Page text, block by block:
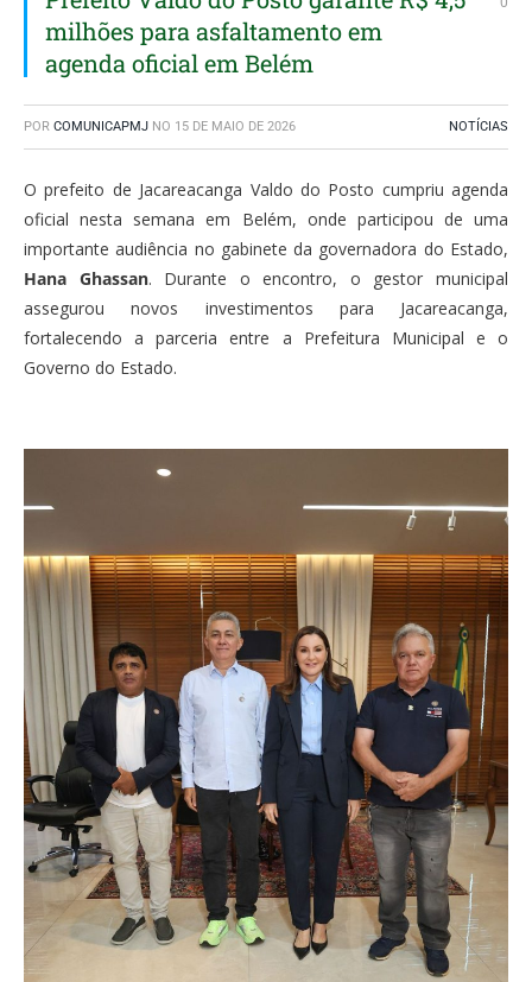
milhões para asfaltamento em
agenda oficial em Belém
POR COMUNICAPMJ NO 15 DE MAIO DE 2026 NOTÍCIAS
O prefeito de Jacareacanga Valdo do Posto cumpriu agenda
oficial nesta semana em Belém, onde participou de uma
importante audiência no gabinete da governadora do Estado,
Hana Ghassan. Durante o encontro, o gestor municipal
assegurou novos investimentos para Jacareacanga,
fortalecendo a parceria entre a Prefeitura Municipal e o
Governo do Estado.